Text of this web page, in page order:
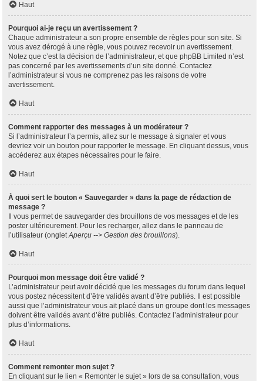
Haut
Pourquoi ai-je reçu un avertissement ?
Chaque administrateur a son propre ensemble de règles pour son site. Si
vous avez dérogé à une règle, vous pouvez recevoir un avertissement.
Notez que c’est la décision de l’administrateur, et que phpBB Limited n’est
pas concerné par les avertissements d’un site donné. Contactez
l’administrateur si vous ne comprenez pas les raisons de votre
avertissement.
Haut
Comment rapporter des messages à un modérateur ?
Si l’administrateur l’a permis, allez sur le message à signaler et vous
devriez voir un bouton pour rapporter le message. En cliquant dessus, vous
accéderez aux étapes nécessaires pour le faire.
Haut
À quoi sert le bouton « Sauvegarder » dans la page de rédaction de
message ?
Il vous permet de sauvegarder des brouillons de vos messages et de les
poster ultérieurement. Pour les recharger, allez dans le panneau de
l’utilisateur (ongletAperçu --> Gestion des brouillons).
Haut
Pourquoi mon message doit être validé ?
L’administrateur peut avoir décidé que les messages du forum dans lequel
vous postez nécessitent d’être validés avant d’être publiés. Il est possible
aussi que l’administrateur vous ait placé dans un groupe dont les messages
doivent être validés avant d’être publiés. Contactez l’administrateur pour
plus d’informations.
Haut
Comment remonter mon sujet ?
En cliquant sur le lien « Remonter le sujet » lors de sa consultation, vous